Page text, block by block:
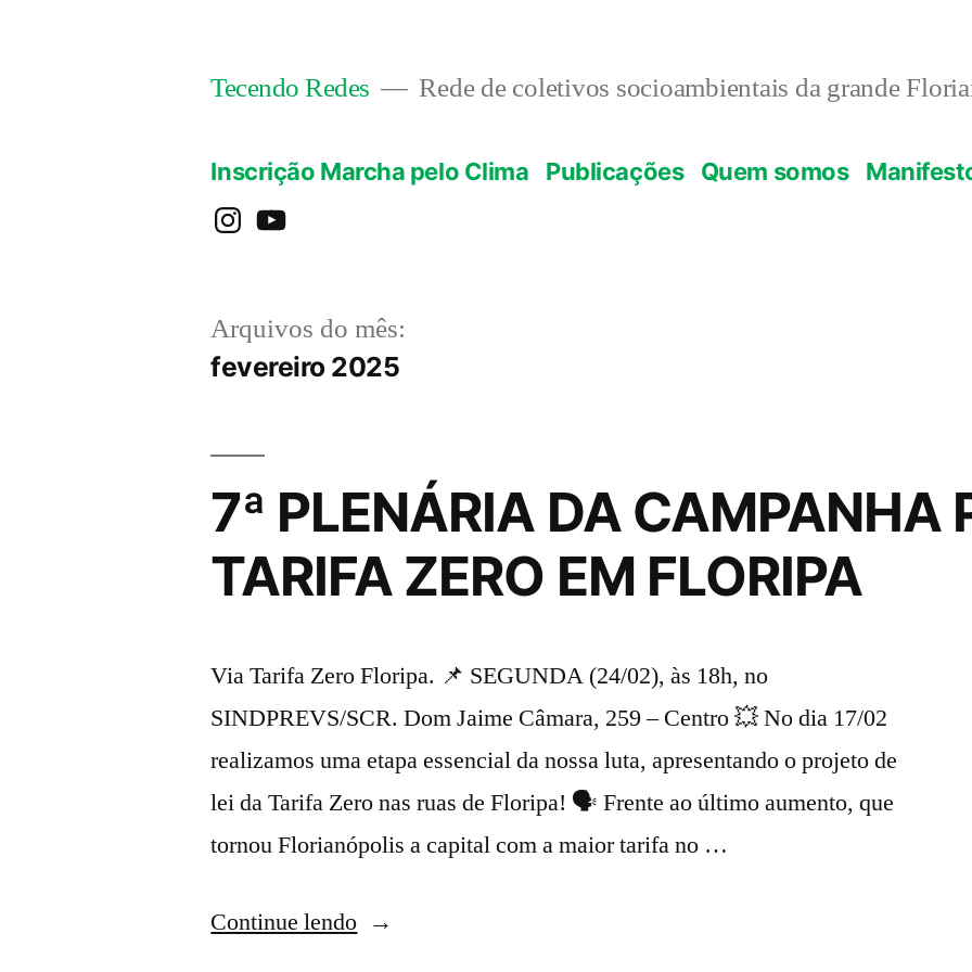
Tecendo Redes Rede de coletivos socioambientais da grande
Inscrição Marcha pelo Clima Publicações Quem somos
instagramYouTube
Arquivos do mês:
fevereiro 2025
7ª PLENÁRIA DA CAMPANHA
TARIFA ZERO EM FLORIPA
Via Tarifa Zero Floripa. 📌 SEGUNDA (24/02), às 18h, no
SINDPREVS/SCR. Dom Jaime Câmara, 259 – Centro 💥 No dia 17/02
realizamos uma etapa essencial da nossa luta, apresentando o projeto de
lei da Tarifa Zero nas ruas de Floripa! 🗣️ Frente ao último aumento, que
tornou Florianópolis a capital com a maior tarifa no …
Continue lendo“7ª